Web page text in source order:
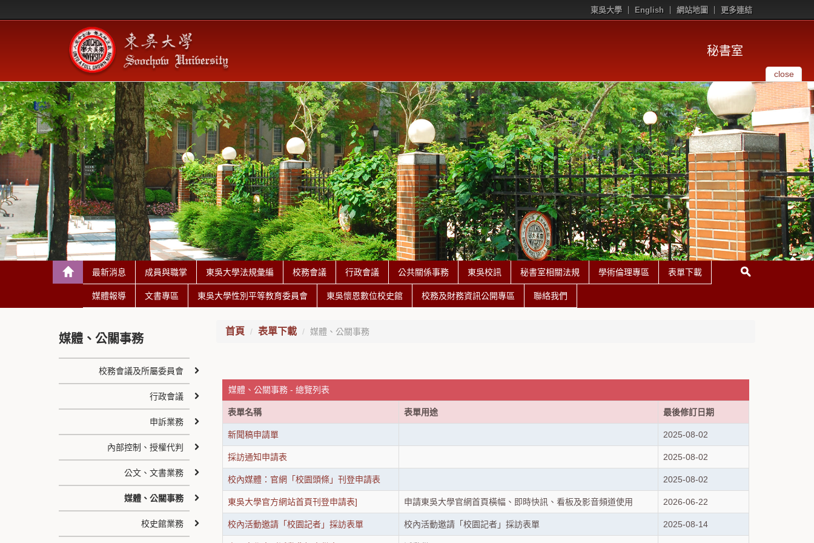
東吳大學 English 網站地圖 更多連結
秘書室
close
最新消息 成員與職掌 東吳大學法規彙編 校務會議 行政會議 公共關係事務 東吳校訊 秘書室相關法規 學術倫理專區 表單下載
媒體報導 文書專區 東吳大學性別平等教育委員會 東吳懷恩數位校史館 校務及財務資訊公開專區 聯絡我們
首頁 表單下載 媒體、公關事務
媒體、公關事務 - 總覽列表
表單名稱 表單用途 最後修訂日期
新聞稿申請單 2025-08-02
採訪通知申請表 2025-08-02
校內媒體：官網「校園頭條」刊登申請表 2025-08-02
東吳大學官方網站首頁刊登申請表] 申請東吳大學官網首頁橫幅、即時快訊、看板及影音頻道使用 2026-06-22
校內活動邀請「校園記者」採訪表單 校內活動邀請「校園記者」採訪表單 2025-08-14
媒體、公關事務
校務會議及所屬委員會
行政會議
申訴業務
內部控制、授權代判
公文、文書業務
媒體、公關事務
校史館業務